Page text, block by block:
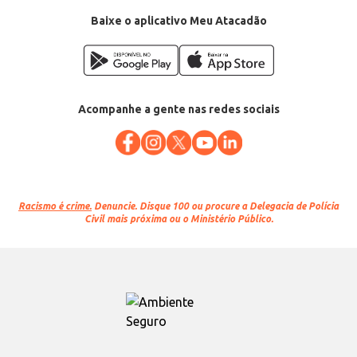
Baixe o aplicativo Meu Atacadão
Acompanhe a gente nas redes sociais
Racismo é crime. Denuncie. Disque 100 ou procure a Delegacia de Polícia
Civil mais próxima ou o Ministério Público.